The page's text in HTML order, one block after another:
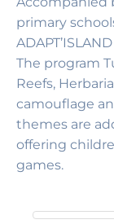
primary
The program
Reefs,
camouflage
themes are
offering
games.